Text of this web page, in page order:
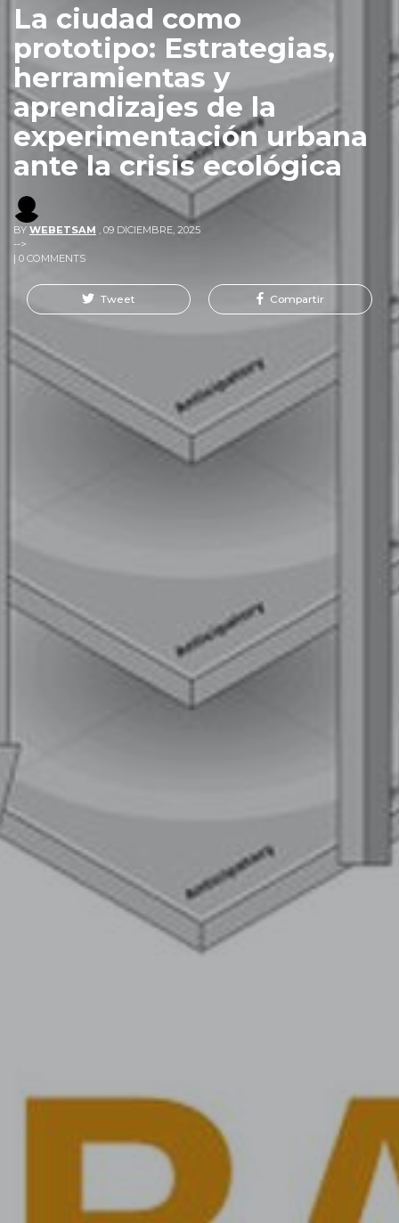
La ciudad como
prototipo: Estrategias,
herramientas y
aprendizajes de la
experimentación urbana
ante la crisis ecológica
BY WEBETSAM
09 DICIEMBRE, 2025
-->
| 0 COMMENTS
Tweet Compartir